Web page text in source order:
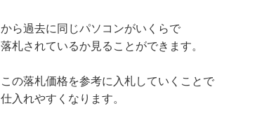
から過去に同じパソコンがいくらで
落札されているか見ることができます。
この落札価格を参考に入札していくことで
仕入れやすくなります。